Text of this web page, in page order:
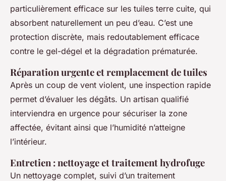
particulièrement efficace sur les tuiles terre cuite, qui
absorbent naturellement un peu d’eau. C’est une
protection discrète, mais redoutablement efficace
contre le gel-dégel et la dégradation prématurée.
Réparation urgente et remplacement de tuiles
Après un coup de vent violent, une inspection rapide
permet d’évaluer les dégâts. Un artisan qualifié
interviendra en urgence pour sécuriser la zone
affectée, évitant ainsi que l’humidité n’atteigne
l’intérieur.
Entretien : nettoyage et traitement hydrofuge
Un nettoyage complet, suivi d’un traitement